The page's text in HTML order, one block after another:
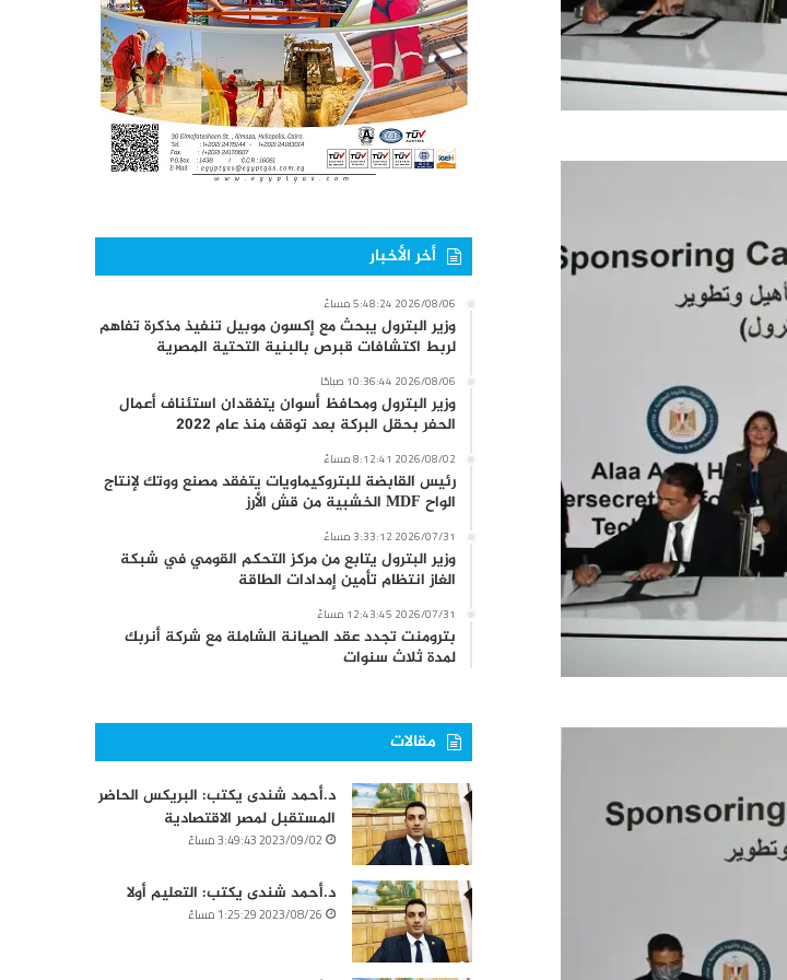
أخر الأخبار
2026/08/06 5:48:24 مساءً
وزير البترول يبحث مع إكسون موبيل تنفيذ مذكرة تفاهم
لربط اكتشافات قبرص بالبنية التحتية المصرية
2026/08/06 10:36:44 صباحًا
وزير البترول ومحافظ أسوان يتفقدان استئناف أعمال
الحفر بحقل البركة بعد توقف منذ عام 2022
2026/08/02 8:12:41 مساءً
رئيس القابضة للبتروكيماويات يتفقد مصنع ووتك لإنتاج
الواح MDF الخشبية من قش الأرز
2026/07/31 3:33:12 مساءً
وزير البترول يتابع من مركز التحكم القومي في شبكة
الغاز انتظام تأمين إمدادات الطاقة
2026/07/31 12:43:45 مساءً
بترومنت تجدد عقد الصيانة الشاملة مع شركة أنربك
لمدة ثلاث سنوات
مقالات
د.أحمد شندى يكتب: البريكس الحاضر
المستقبل لمصر الاقتصادية
2023/09/02 3:49:43 مساءً
د.أحمد شندى يكتب: التعليم أولا
2023/08/26 1:25:29 مساءً